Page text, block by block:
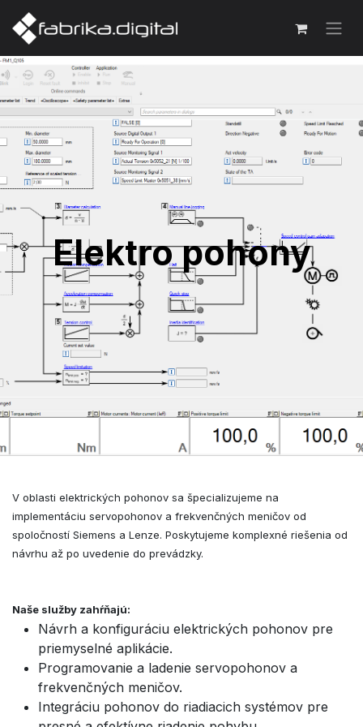
Elektro pohony
V oblasti elektrických pohonov sa špecializujeme na
implementáciu servopohonov a frekvenčných meničov od
spoločností Siemens a Lenze. Poskytujeme komplexné riešenia od
návrhu až po uvedenie do prevádzky.
Naše služby zahŕňajú:
Návrh a konfiguráciu elektrických pohonov pre
priemyselné aplikácie.
Programovanie a ladenie servopohonov a
frekvenčných meničov.
Integráciu pohonov do riadiacich systémov pre